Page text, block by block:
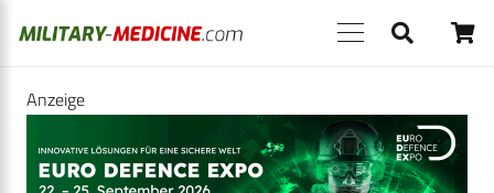
Anzeige